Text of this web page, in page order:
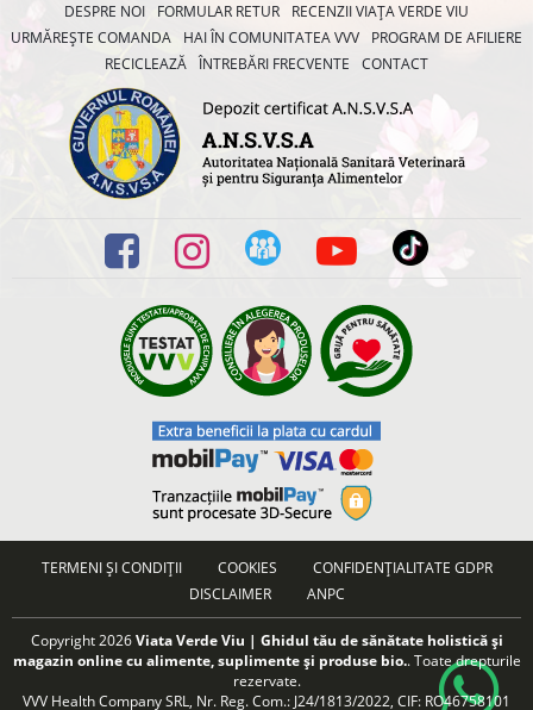
DESPRE NOI FORMULAR RETUR
RECENZII VIAȚA VERDE VIU
URMĂREȘTE COMANDA
HAI ÎN COMUNITATEA VVV
PROGRAM DE AFILIERE
RECICLEAZĂ ÎNTREBĂRI FRECVENTE CONTACT
TERMENI ȘI CONDIȚII COOKIES
CONFIDENȚIALITATE GDPR
DISCLAIMER
ANPC
Copyright 2026Viata Verde Viu | Ghidul tău de sănătate holistică și
magazin online cu alimente, suplimente și produse bio.. Toate drepturile
rezervate.
VVV Health Company SRL, Nr. Reg. Com.: J24/1813/2022, CIF: RO46758101